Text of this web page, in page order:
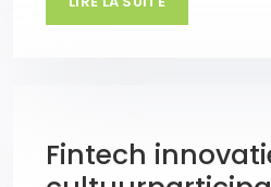
Fintech